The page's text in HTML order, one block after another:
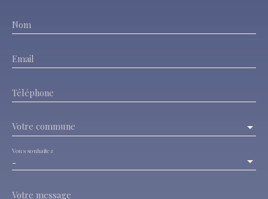
Nom
Email
Téléphone
Votre commune
-
Vous souhaitez
Votre message